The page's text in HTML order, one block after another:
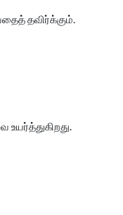
தவிர்க்கும்.